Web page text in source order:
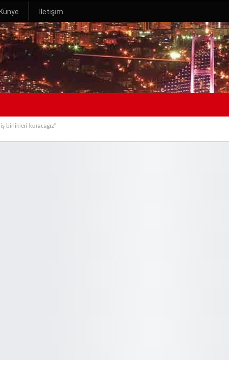
Künye İletişim
birlikleri kuracağız”